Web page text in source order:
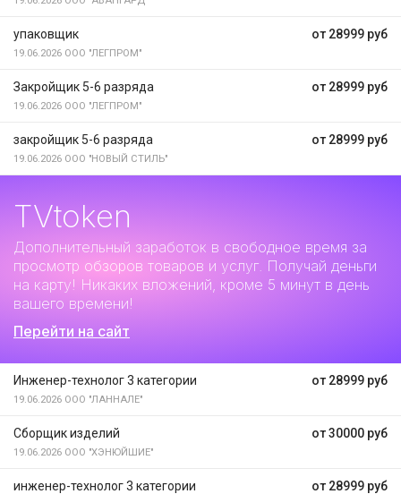
от 28999 руб
упаковщик
19.06.2026 ООО "ЛЕГПРОМ"
от 28999 руб
Закройщик 5-6 разряда
19.06.2026 ООО "ЛЕГПРОМ"
от 28999 руб
закройщик 5-6 разряда
19.06.2026 ООО "НОВЫЙ СТИЛЬ"
TVtoken
Дополнительный заработок в свободное время за
просмотр обзоров товаров и услуг. Получай деньги
на карту! Никаких вложений, кроме 5 минут в день
вашего времени!
Перейти на сайт
от 28999 руб
Инженер-технолог 3 категории
19.06.2026 ООО "ЛАННАЛЕ"
от 30000 руб
Сборщик изделий
19.06.2026 ООО "ХЭНЮЙШИЕ"
от 28999 руб
инженер-технолог 3 категории